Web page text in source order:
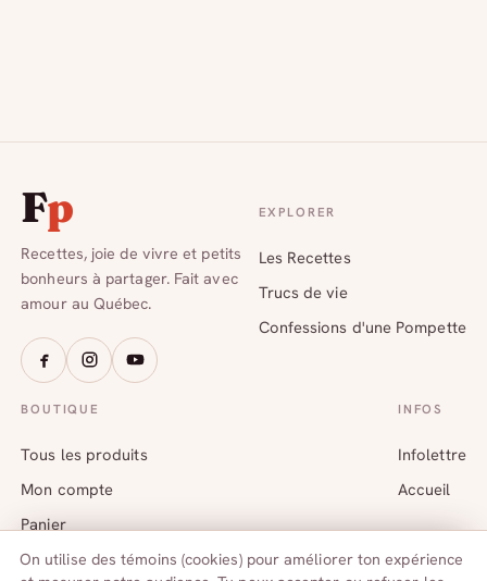
Fp
Recettes, joie de vivre et petits
bonheurs à partager. Fait avec
amour au Québec.
EXPLORER
Les Recettes
Trucs de vie
Confessions d'une Pompette
BOUTIQUE
Tous les produits
Mon compte
Panier
INFOS
Infolettre
Accueil
On utilise des témoins (cookies) pour améliorer ton expérience